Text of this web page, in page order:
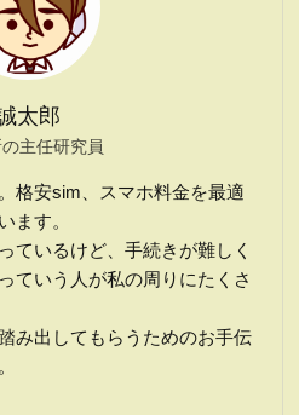
太郎
の主任研究員
格安sim、スマホ料金を最適
ます。
ているけど、手続きが難しく
ていう人が私の周りにたくさ
み出してもらうためのお手伝